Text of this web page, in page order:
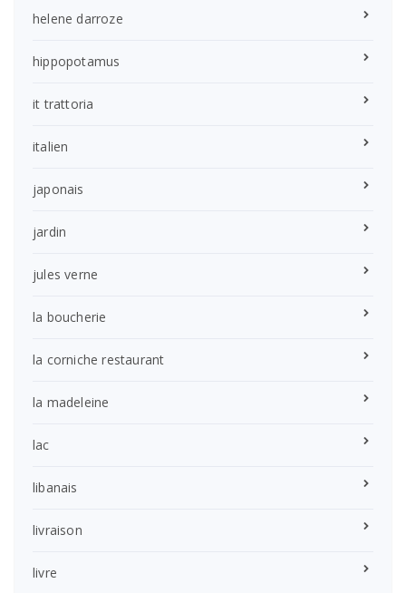
helene darroze
hippopotamus
it trattoria
italien
japonais
jardin
jules verne
la boucherie
la corniche restaurant
la madeleine
lac
libanais
livraison
livre